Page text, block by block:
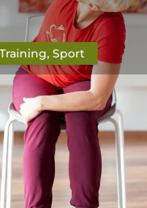
Sport
sanfte Form
oder stehend
Stuhl-Yoga eignet
und den